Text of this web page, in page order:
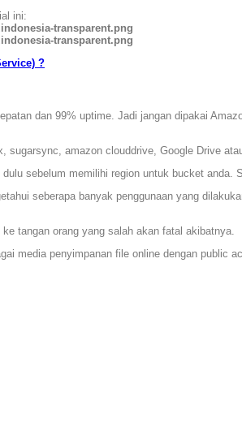
ini:
transparent.png
transparent.png
?
dan 99% uptime. Jadi jangan dipakai
amazon clouddrive, Google Drive
sebelum memilihi region untuk bucket anda.
seberapa banyak penggunaan yang
tangan orang yang salah akan fatal akibatnya.
media penyimpanan file online dengan